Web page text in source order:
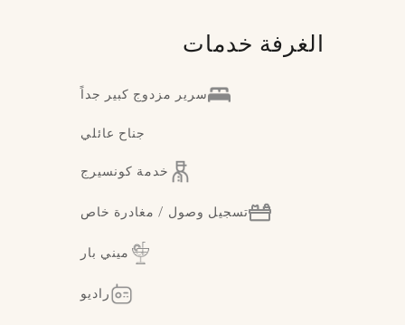
الغرفة خدمات
سرير مزدوج كبير جداً
جناح عائلي
خدمة كونسيرج
تسجيل وصول / مغادرة خاص
ميني بار
راديو